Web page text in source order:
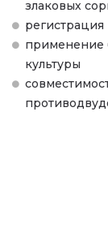
злаковых
применение
культуры